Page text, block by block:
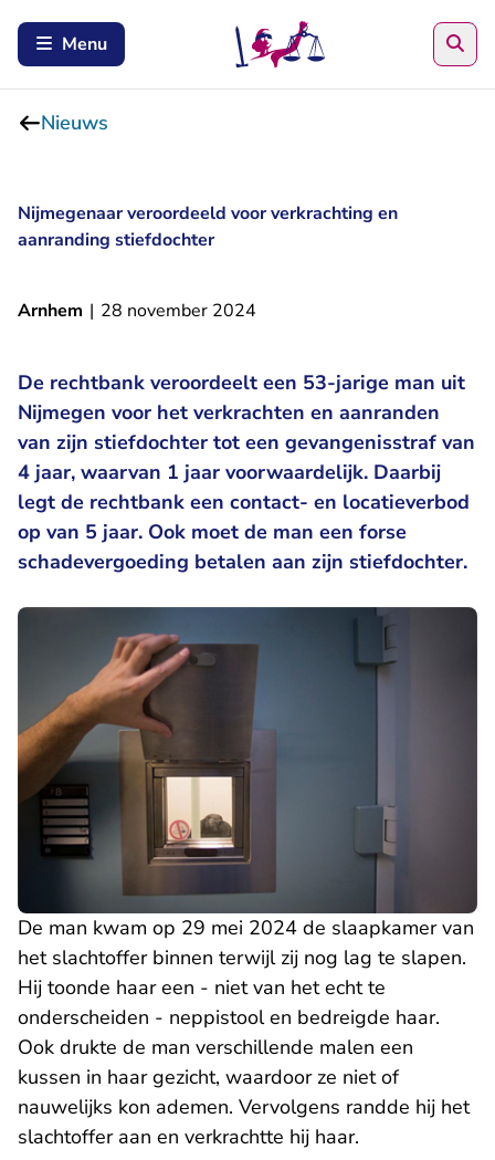
Menu
Nieuws
Nijmegenaar veroordeeld voor verkrachting en
aanranding stiefdochter
Arnhem | 28 november 2024
De rechtbank veroordeelt een 53-jarige man uit
Nijmegen voor het verkrachten en aanranden
van zijn stiefdochter tot een gevangenisstraf van
4 jaar, waarvan 1 jaar voorwaardelijk. Daarbij
legt de rechtbank een contact- en locatieverbod
op van 5 jaar. Ook moet de man een forse
schadevergoeding betalen aan zijn stiefdochter.
De man kwam op 29 mei 2024 de slaapkamer van
het slachtoffer binnen terwijl zij nog lag te slapen.
Hij toonde haar een - niet van het echt te
onderscheiden - neppistool en bedreigde haar.
Ook drukte de man verschillende malen een
kussen in haar gezicht, waardoor ze niet of
nauwelijks kon ademen. Vervolgens randde hij het
slachtoffer aan en verkrachtte hij haar.